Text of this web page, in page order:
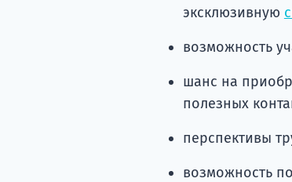
эксклюзивную
возможность
шанс на
полезных
перспективы
возможность